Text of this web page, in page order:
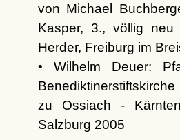
von Michael
Kasper, 3., völlig
Herder, Freiburg im
• Wilhelm Deuer:
zu Ossiach -
Salzburg 2005